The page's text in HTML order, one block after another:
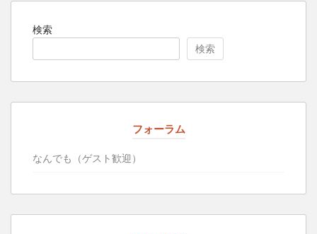
検索
検索
フォーラム
なんでも（ゲスト歓迎）